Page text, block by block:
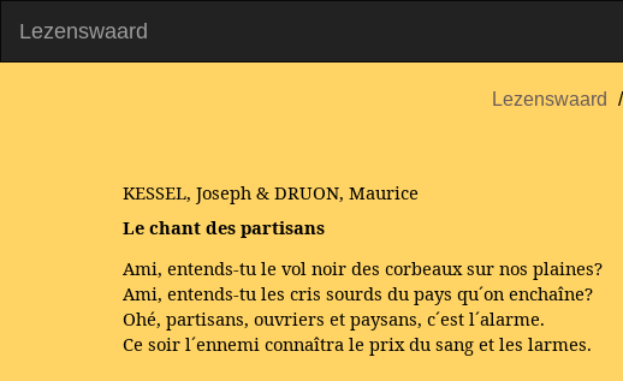
Lezenswaard
Lezenswaard
KESSEL, Joseph & DRUON, Maurice
Le chant des partisans
Ami, entends-tu le vol noir des corbeaux sur nos plaines?
Ami, entends-tu les cris sourds du pays qu´on enchaîne?
Ohé, partisans, ouvriers et paysans, c´est l´alarme.
Ce soir l´ennemi connaîtra le prix du sang et les larmes.